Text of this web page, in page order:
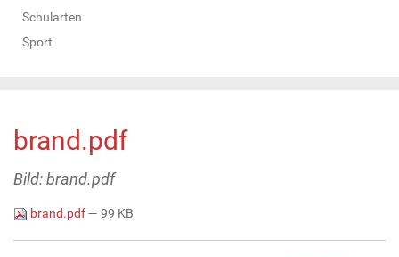
Schularten
Sport
brand.pdf
Bild: brand.pdf
brand.pdf— 99 KB